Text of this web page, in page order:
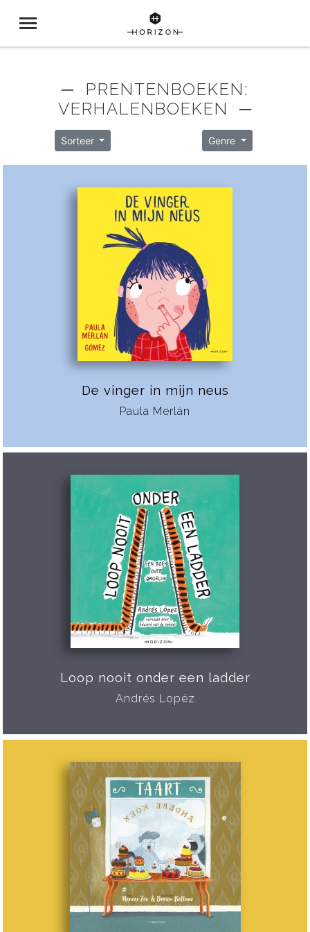
─ PRENTENBOEKEN:
VERHALENBOEKEN ─
Sorteer Genre
De vinger in mijn neus
Paula Merlán
Loop nooit onder een ladder
Andrés Lopéz